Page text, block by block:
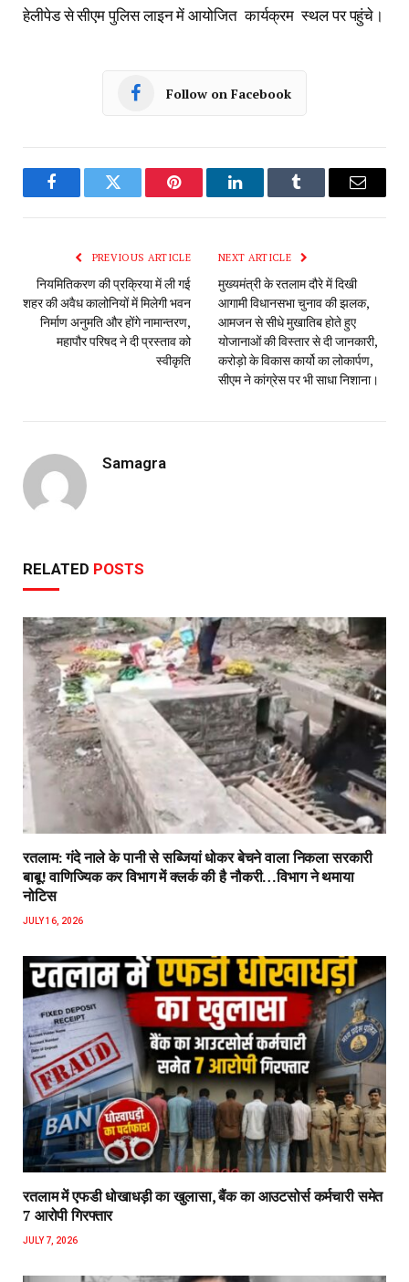
हेलीपेड से सीएम पुलिस लाइन में आयोजित कार्यक्रम स्थल पर पहुंचे।
Follow on Facebook
FacebookTwitter Pinterest LinkedInTumblr Email
PREVIOUS ARTICLE
नियमितिकरण की प्रक्रिया में ली गई
शहर की अवैध कालोनियों में मिलेगी भवन
निर्माण अनुमति और होंगे नामान्तरण,
महापौर परिषद ने दी प्रस्ताव को
स्वीकृति
NEXT ARTICLE
मुख्यमंत्री के रतलाम दौरे में दिखी
आगामी विधानसभा चुनाव की झलक,
आमजन से सीधे मुखातिब होते हुए
योजानाओं की विस्तार से दी जानकारी,
करोड़ो के विकास कार्यो का लोकार्पण,
सीएम ने कांग्रेस पर भी साधा निशाना।
Samagra
RELATED POSTS
रतलाम: गंदे नाले के पानी से सब्जियां धोकर बेचने वाला निकला सरकारी
बाबू! वाणिज्यिक कर विभाग में क्लर्क की है नौकरी…विभाग ने थमाया
नोटिस
JULY 16, 2026
रतलाम में एफडी धोखाधड़ी का खुलासा, बैंक का आउटसोर्स कर्मचारी समेत
7 आरोपी गिरफ्तार
JULY 7, 2026